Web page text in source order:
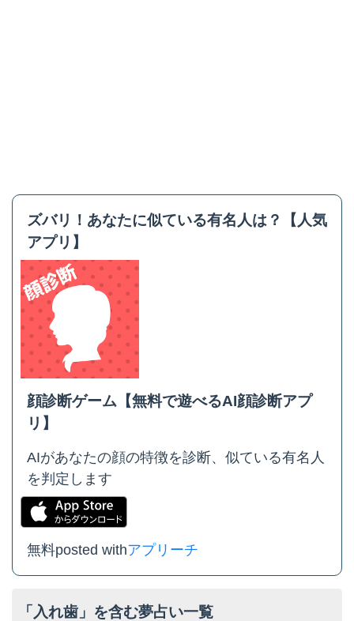
ズバリ！あなたに似ている有名人は？【人気
アプリ】
顔診断ゲーム【無料で遊べるAI顔診断アプ
リ】
AIがあなたの顔の特徴を診断、似ている有名人
を判定します
無料posted withアプリーチ
「入れ歯」を含む夢占い一覧